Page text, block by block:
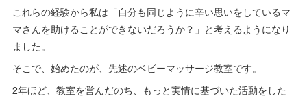
これらの経験から私は「自分も同じように辛い思いをしているマ
マさんを助けることができないだろうか？」と考えるようになり
ました。
そこで、始めたのが、先述のベビーマッサージ教室です。
2年ほど、教室を営んだのち、もっと実情に基づいた活動をした